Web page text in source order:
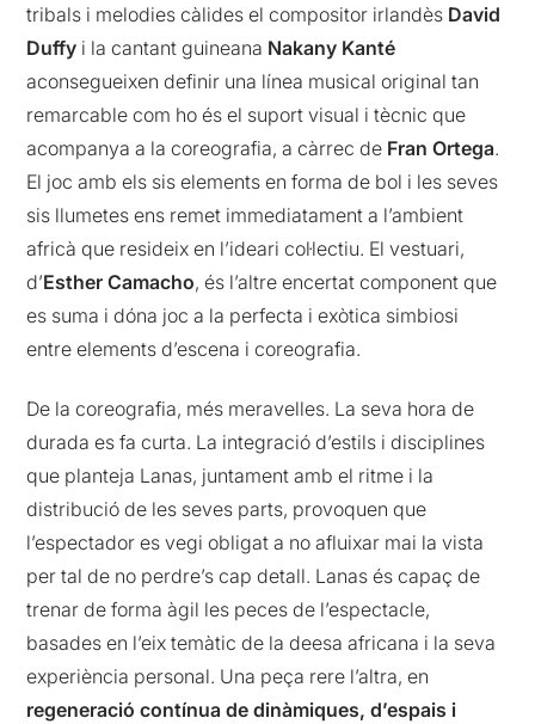
tribals i melodies càlides el compositor irlandès David
Duffy i la cantant guineana Nakany Kanté
aconsegueixen definir una línea musical original tan
remarcable com ho és el suport visual i tècnic que
acompanya a la coreografia, a càrrec de Fran Ortega.
El joc amb els sis elements en forma de bol i les seves
sis llumetes ens remet immediatament a l’ambient
africà que resideix en l’ideari col·lectiu. El vestuari,
d’Esther Camacho, és l’altre encertat component que
es suma i dóna joc a la perfecta i exòtica simbiosi
entre elements d’escena i coreografia.
De la coreografia, més meravelles. La seva hora de
durada es fa curta. La integració d’estils i disciplines
que planteja Lanas, juntament amb el ritme i la
distribució de les seves parts, provoquen que
l’espectador es vegi obligat a no afluixar mai la vista
per tal de no perdre’s cap detall. Lanas és capaç de
trenar de forma àgil les peces de l’espectacle,
basades en l’eix temàtic de la deesa africana i la seva
experiència personal. Una peça rere l’altra, en
regeneració contínua de dinàmiques, d’espais i